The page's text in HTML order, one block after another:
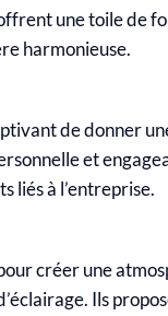
une toile de
harmonieuse.
de donner
et
liés à l’entreprise.
créer une
Ils